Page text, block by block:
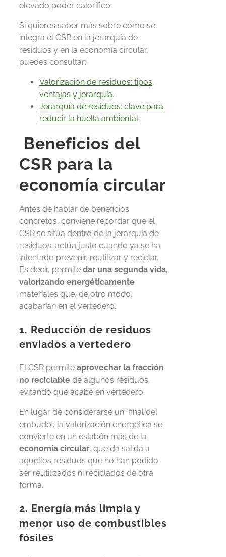
elevado poder calorífico.
Si quieres saber más sobre cómo se
integra el CSR en la jerarquía de
residuos y en la economía circular,
puedes consultar:
Valorización de residuos: tipos,
ventajas y jerarquía.
Jerarquía de residuos: clave para
reducir la huella ambiental.
Beneficios del
CSR para la
economía circular
Antes de hablar de beneficios
concretos, conviene recordar que el
CSR se sitúa dentro de la jerarquía de
residuos: actúa justo cuando ya se ha
intentado prevenir, reutilizar y reciclar.
Es decir, permite dar una segunda vida,
valorizando energéticamente
materiales que, de otro modo,
acabarían en el vertedero.
1. Reducción de residuos
enviados a vertedero
El CSR permite aprovechar la fracción
no reciclable de algunos residuos,
evitando que acabe en vertedero.
En lugar de considerarse un “final del
embudo”, la valorización energética se
convierte en un eslabón más de la
economía circular, que da salida a
aquellos residuos que no han podido
ser reutilizados ni reciclados de otra
forma.
2. Energía más limpia y
menor uso de combustibles
fósiles